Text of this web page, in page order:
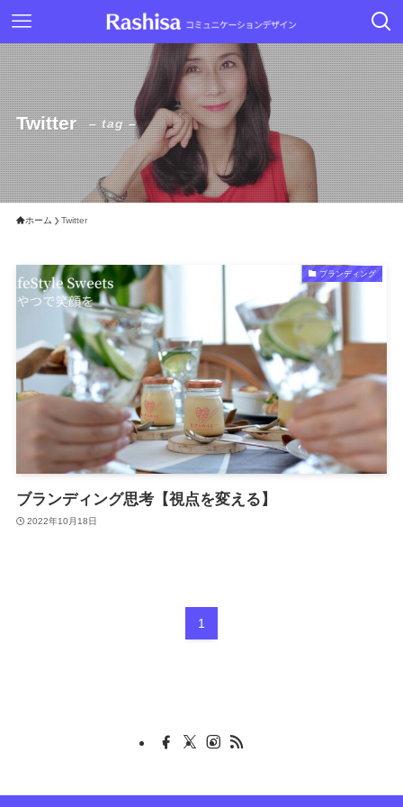
Twitter – tag –
ホーム Twitter
ブランディング
ブランディング思考【視点を変える】
2022年10月18日
1